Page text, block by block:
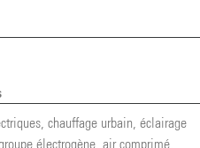
chauffage urbain, éclairage
électrogène, air comprimé,